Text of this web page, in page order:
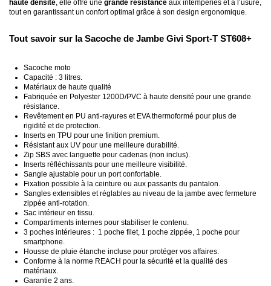
haute densité , elle offre une grande résistance aux intempéries et à l’usure,
tout en garantissant un confort optimal grâce à son design ergonomique.
Tout savoir sur la Sacoche de Jambe Givi Sport-T ST608+
Sacoche moto
Capacité : 3 litres.
Matériaux de haute qualité
Fabriquée en Polyester 1200D/PVC à haute densité pour une grande
résistance.
Revêtement en PU anti-rayures et EVA thermoformé pour plus de
rigidité et de protection.
Inserts en TPU pour une finition premium.
Résistant aux UV pour une meilleure durabilité.
Zip SBS avec languette pour cadenas (non inclus).
Inserts réfléchissants pour une meilleure visibilité.
Sangle ajustable pour un port confortable.
Fixation possible à la ceinture ou aux passants du pantalon.
Sangles extensibles et réglables au niveau de la jambe avec fermeture
zippée anti-rotation.
Sac intérieur en tissu.
Compartiments internes pour stabiliser le contenu.
3 poches intérieures : 1 poche filet, 1 poche zippée, 1 poche pour
smartphone.
Housse de pluie étanche incluse pour protéger vos affaires.
Conforme à la norme REACH pour la sécurité et la qualité des
matériaux.
Garantie 2 ans.